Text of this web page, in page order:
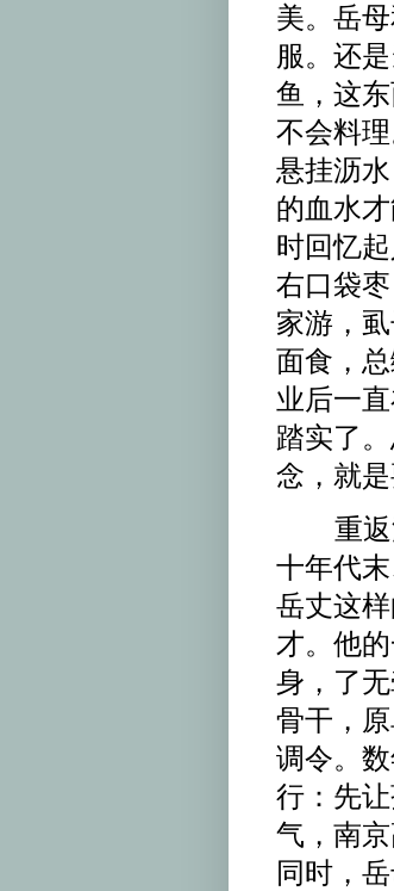
美。岳
服。还
鱼，这
不会料
悬挂沥
的血水
时回忆
右口袋
家游，
面食，
业后一
踏实了
念，就是
重返江
十年代
岳丈这
才。他
身，了
骨干，
调令。
行：先
气，南
同时，